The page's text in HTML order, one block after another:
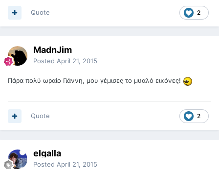
2
Quote
MadnJim
Posted April 21, 2015
Πάρα πολύ ωραίο Γιάννη, μου γέμισες το μυαλό εικόνες!
2
Quote
elgalla
Posted April 21, 2015